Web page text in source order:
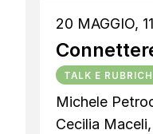
20 MAGGIO,
TALK E
Michele
Cecilia